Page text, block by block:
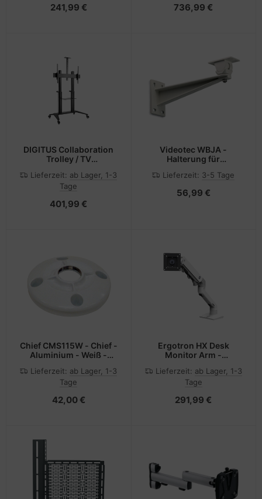
LCD-Display -
241,99 €
Bildschirmgröße: bis zu
736,99 €
DIGITUS Collaboration
Trolley / TV
Lieferzeit: ab Lager, 1-3
Tage
401,99 €
Videotec WBJA -
Halterung für
geeignet für
Lieferzeit: 3-5 Tage
56,99 €
Chief CMS115W - Chief -
Aluminium - Weiß -
mm
Lieferzeit: ab Lager, 1-3
Tage
42,00 €
Ergotron HX Desk
Monitor Arm -
(Gelenkarm,
Spannbefestigung für
Tischplattenbohrung,
Lieferzeit: ab Lager, 1-3
Tage
291,99 €